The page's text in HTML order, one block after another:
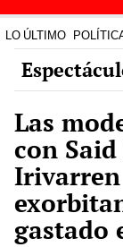
LO ÚLTIMO
Las
con
gastado